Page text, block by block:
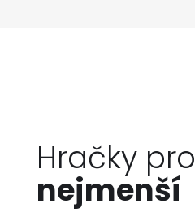
Hračky pro
nejmenší